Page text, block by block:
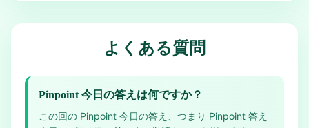
よくある質問
Pinpoint 今日の答えは何ですか？
この回の Pinpoint 今日の答え、つまり Pinpoint 答え